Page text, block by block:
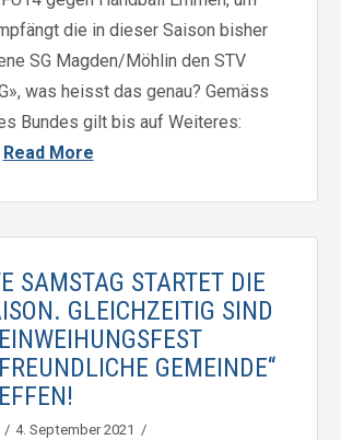
die in dieser Saison bisher
SG Magden/Möhlin den STV
was heisst das genau? Gemäss
Bundes gilt bis auf Weiteres:
Read More
SAMSTAG STARTET DIE
GLEICHZEITIG SIND
GEMEINDE“
4. September 2021